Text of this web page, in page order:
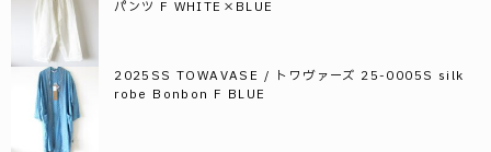
パンツ F WHITE×BLUE
2025SS TOWAVASE / トワヴァーズ 25-0005S silk
robe Bonbon F BLUE